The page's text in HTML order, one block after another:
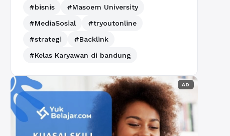
#bisnis
#Masoem University
#MediaSosial
#tryoutonline
#strategi
#Backlink
#Kelas Karyawan di bandung
AD